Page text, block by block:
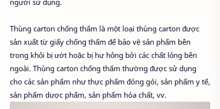
Thùng carton chống thấm là một loại thùng carton được
sản xuất từ giấy chống thấm để bảo vệ sản phẩm bên
trong khỏi bị ướt hoặc bị hư hỏng bởi các chất lỏng bên
ngoài. Thùng carton chống thấm thường được sử dụng
cho các sản phẩm như thực phẩm đóng gói, sản phẩm y tế,
sản phẩm dược phẩm, sản phẩm hóa chất, vv.